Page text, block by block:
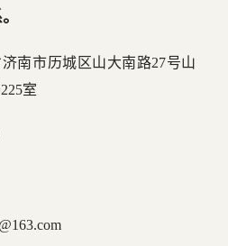
南市历城区山大南路27号山
室